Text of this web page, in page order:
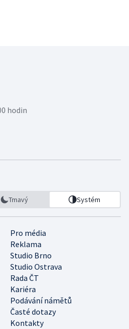
hodin
Tmavý Systém
Pro média
Reklama
Studio Brno
Studio Ostrava
Rada ČT
Kariéra
Podávání námětů
Časté dotazy
Kontakty